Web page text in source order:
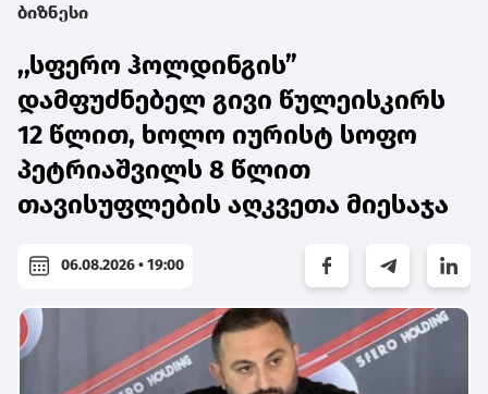
ბიზნესი
,,სფერო ჰოლდინგის”
დამფუძნებელ გივი წულეისკირს
12 წლით, ხოლო იურისტ სოფო
პეტრიაშვილს 8 წლით
თავისუფლების აღკვეთა მიესაჯა
06.08.2026 • 19:00